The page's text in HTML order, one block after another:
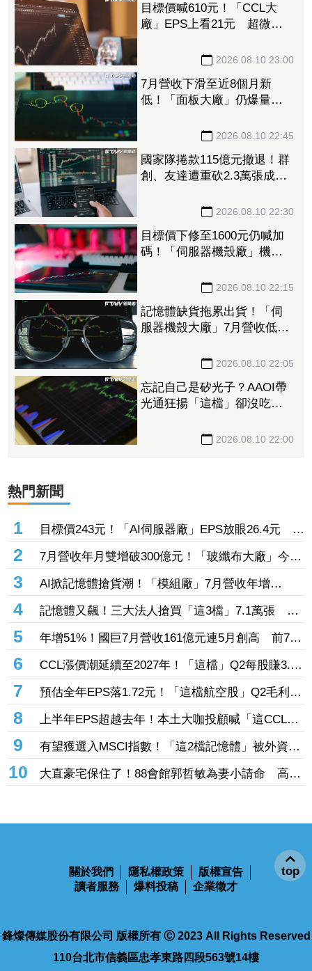
目標價喊610元！「CCL大
廠」EPS上看21元 超微
2026.08.10 23:00
7月營收下滑至近8個月新
低！「面板大廠」仍爆量攻
2026.08.10 22:45
國家隊捲款115億元撤退！群
創、友達遭重砍2.3萬張成棄
2026.08.10 22:30
目標價下修至1600元仍喊加
碼！「伺服器機殼廠」機架
2026.08.10 22:15
記憶體缺貨拖累出貨！「伺
服器機殼大廠」7月營收低預
2026.08.10 22:05
忘記自己是矽光子？AAOI帶
光通狂揚「這檔」卻沒吃到
2026.08.10 22:00
熱門新聞
1
目標價243元！「AI伺服器廠」EPS放眼26.4元 輝
達Rubin放量＋收穫2家CSP客戶後市看旺
2
7月營收年月雙增破300億元！「玻纖布大廠」今卻
止步連7漲 三大法人大砍逾2.2萬張、抽回42.6億
元
3
AI掀記憶體搶貨潮！「模組廠」7月營收年增
98.75% DRAM供不應求看到2027年
4
記憶體又飆！三大法人搶買「這3檔」7.1萬張 砸
414億元連6天搜刮南亞科
5
年增51%！國巨7月營收161億元連5月創高 前7月
逼近千億大關
6
CCL漲價潮延續至2027年！「這檔」Q2每股賺3.52
元、7月營收47.49億元創新高 產品漲價約30%助
攻
7
預估全年EPS落1.72元！「這檔航空股」Q2毛利率
下滑遭外資殺出16億 但花旗喊目標價25.7元
8
上半年EPS超越去年！本土大咖投顧喊「這CCL大
廠」目標價上看6字頭 手握漲價、稼動率提升多
動能
9
有望獲選入MSCI指數！「這2檔記憶體」被外資狂
掃近5萬張 連6買南亞科今又砸151億元掃入3萬張
10
大直豪宅保住了！88會館郭哲敏為妻小請命 高院
准2.14億解封
關於我們 隱私權政策
版權宣告
讀者服務
爆料投稿 企業徵才
鋒燦傳媒股份有限公司 版權所有 Ⓒ 2023 All Rights Reserved
110台北市信義區忠孝東路四段563號14樓
top